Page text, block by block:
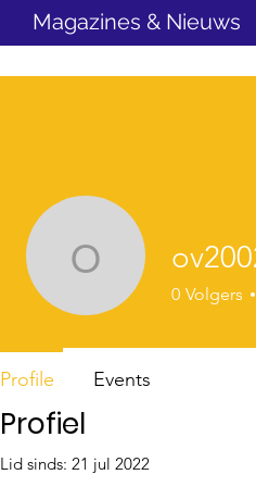
Magazines & Nieuws
Profiel
Lid sinds: 21 jul 2022
0 Volgers
Profile Events